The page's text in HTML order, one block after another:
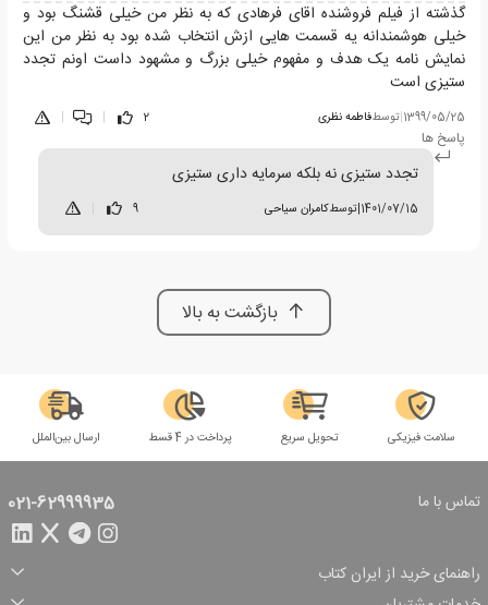
گذشته از فیلم فروشنده اقای فرهادی که به نظر من خیلی قشنگ بود و
خیلی هوشمندانه یه قسمت هایی ازش انتخاب شده بود به نظر من این
نمایش نامه یک هدف و مفهوم خیلی بزرگ و مشهود داست اونم تجدد
ستیزی است
1399/05/25
|توسطفاطمه نظری 2
|
|
پاسخ ها
تجدد ستیزی نه بلکه سرمایه داری ستیزی
1401/07/15
|توسطکامران سیاحی 9
بازگشت به بالا
سلامت فیزیکی تحویل سریع پرداخت در 4 قسط ارسال بین‌الملل
تماس با ما 021-62999935
راهنمای خرید از ایران کتاب